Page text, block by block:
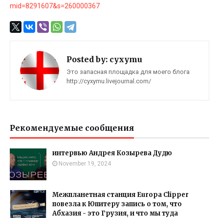
mid=8291607&s=260000367
Posted by: cyxymu
Это запасная площадка для моего блога
http://cyxymu.livejournal.com/
Рекомендуемые сообщения
интервью Андрея Козырева Дудю
November 19, 2024
Межпланетная станция Europa Clipper
повезла к Юпитеру запись о том, что
Абхазия - это Грузия, и что мы туда